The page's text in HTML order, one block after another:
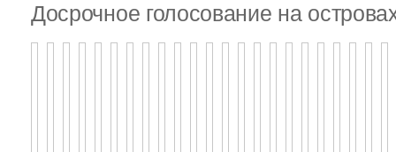
Досрочное голосование на